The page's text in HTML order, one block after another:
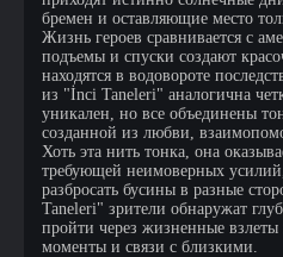
бремен и оставляющие место
Жизнь героев сравнивается с
подъемы и спуски создают
находятся в водовороте
из "İnci Taneleri" аналогична
уникален, но все объединены
созданной из любви,
Хоть эта нить тонка, она
требующей неимоверных
разбросать бусины в разные
Taneleri" зрители обнаружат
пройти через жизненные
моменты и связи с близкими.